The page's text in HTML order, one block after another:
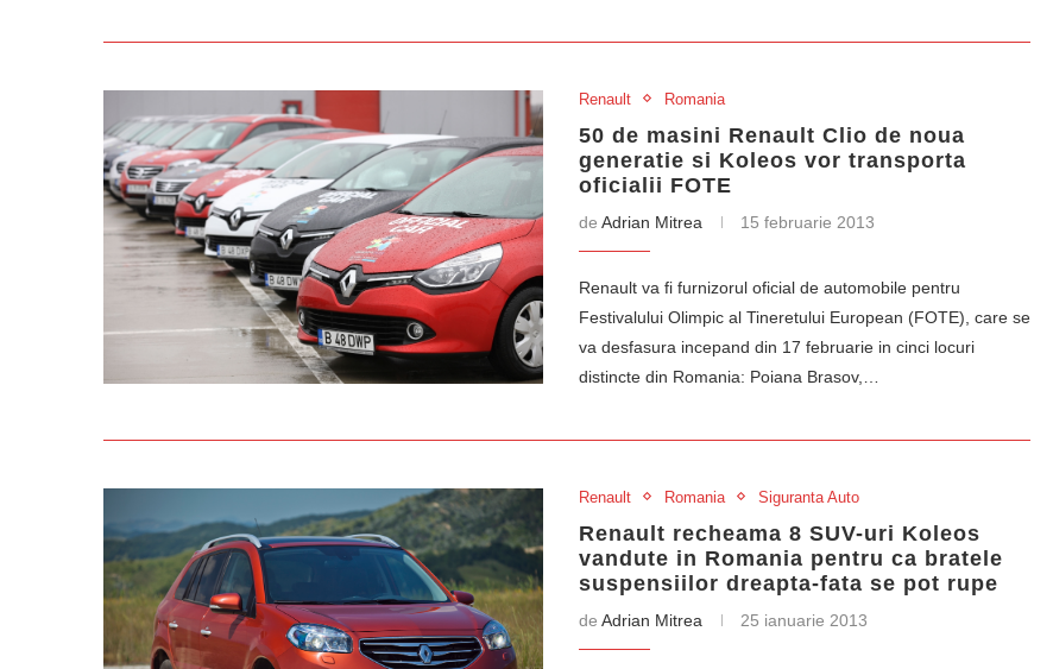
Renault Romania
50 de masini Renault Clio de noua
generatie si Koleos vor transporta
oficialii FOTE
de Adrian Mitrea 15 februarie 2013
Renault va fi furnizorul oficial de automobile pentru
Festivalului Olimpic al Tineretului European (FOTE), care se
va desfasura incepand din 17 februarie in cinci locuri
distincte din Romania: Poiana Brasov,…
Renault Romania Siguranta Auto
Renault recheama 8 SUV-uri Koleos
vandute in Romania pentru ca bratele
suspensiilor dreapta-fata se pot rupe
de Adrian Mitrea 25 ianuarie 2013